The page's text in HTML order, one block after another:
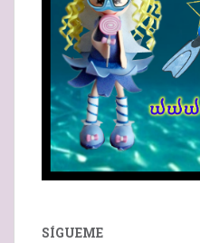
SÍGUEME